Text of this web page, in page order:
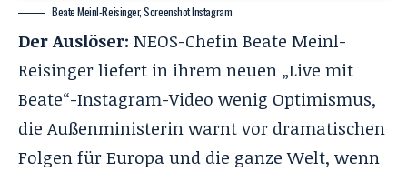
Beate Meinl-Reisinger, Screenshot Instagram
Der Auslöser: NEOS-Chefin Beate Meinl-
Reisinger liefert in ihrem neuen „Live mit
Beate“-Instagram-Video wenig Optimismus,
die Außenministerin warnt vor dramatischen
Folgen für Europa und die ganze Welt, wenn